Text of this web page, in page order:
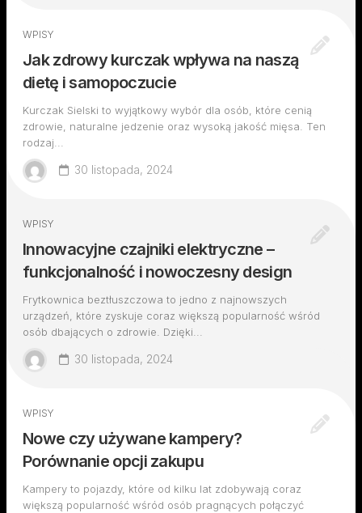
WPISY
Jak zdrowy kurczak wpływa na naszą
dietę i samopoczucie
Kurczak Sielski to wyjątkowy wybór dla osób, które cenią
zdrowie, naturalne jedzenie oraz wysoką jakość mięsa. Ten
rodzaj...
30 listopada, 2024
WPISY
Innowacyjne czajniki elektryczne –
funkcjonalność i nowoczesny design
Frytkownica beztłuszczowa to jedno z najnowszych
urządzeń, które zyskuje coraz większą popularność wśród
osób dbających o zdrowie. Dzięki...
30 listopada, 2024
WPISY
Nowe czy używane kampery?
Porównanie opcji zakupu
Kampery to pojazdy, które od kilku lat zdobywają coraz
większą popularność wśród osób pragnących połączyć